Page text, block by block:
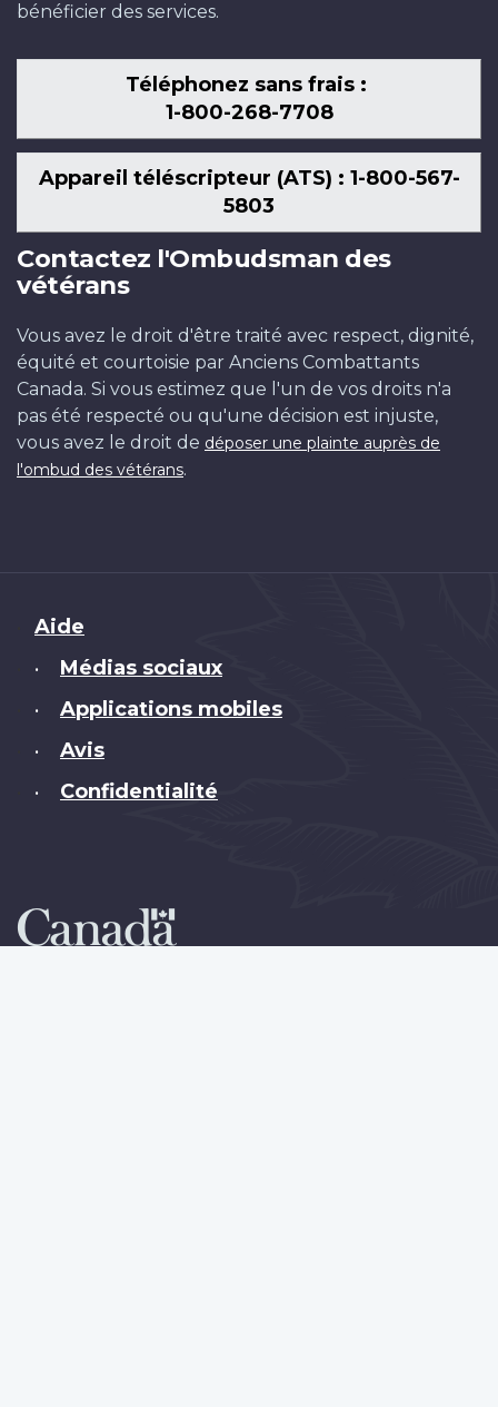
bénéficier des services.
Téléphonez sans frais :
1-800-268-7708
Appareil téléscripteur (ATS) : 1-800-567-
5803
Contactez l'Ombudsman des
vétérans
Vous avez le droit d'être traité avec respect, dignité,
équité et courtoisie par Anciens Combattants
Canada. Si vous estimez que l'un de vos droits n'a
pas été respecté ou qu'une décision est injuste,
vous avez le droit de déposer une plainte auprès de
l'ombud des vétérans.
Brand
Aide
• Médias sociaux
• Applications mobiles
• Avis
• Confidentialité